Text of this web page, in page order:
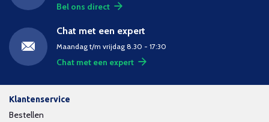
Bel ons direct
Chat met een expert
Maandag t/m vrijdag 8.30 - 17:30
Chat met een expert
Klantenservice
Bestellen